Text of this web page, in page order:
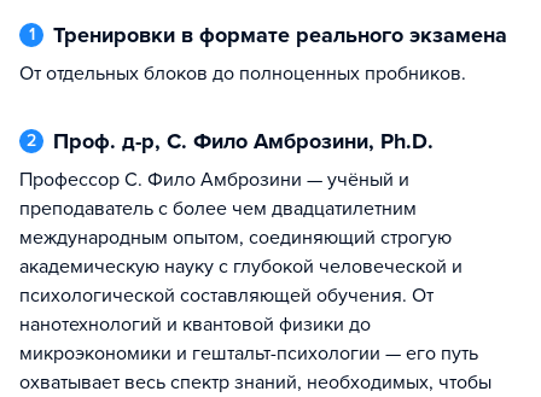
1 Тренировки в формате реального экзамена
от отдельных блоков до полноценных пробников.
2 Проф. д-р, С. Фило Амброзини, Ph.D.
Профессор С. Фило Амброзини — учёный и
преподаватель с более чем двадцатилетним
международным опытом, соединяющий строгую
академическую науку с глубокой человеческой и
психологической составляющей обучения. От
нанотехнологий и квантовой физики до
микроэкономики и гештальт-психологии — его путь
охватывает весь спектр знаний, необходимых, чтобы